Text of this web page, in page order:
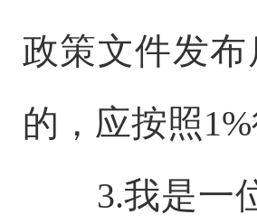
政策文件发
的，应按照
3.我是一